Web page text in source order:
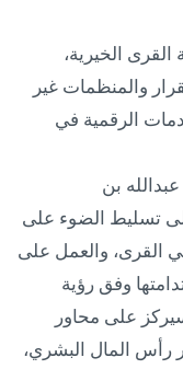
الخيرية،
والمنظمات غير
الرقمية في
بن
تسليط الضوء على
القرى، والعمل على
وفق رؤية
سيركز على محاور
رأس المال البشري،